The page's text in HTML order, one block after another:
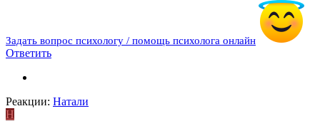
Задать вопрос психологу / помощь психолога онлайн
Ответить
Реакции: Натали
Н